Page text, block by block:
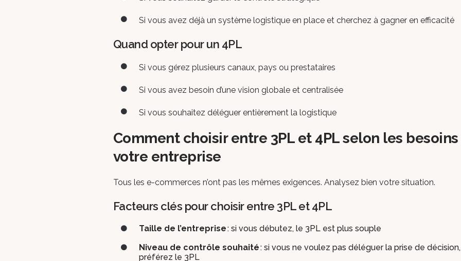
Si vous avez déjà un système logistique en place et cherchez à gagner en efficacité
Quand opter pour un 4PL
Si vous gérez plusieurs canaux, pays ou prestataires
Si vous avez besoin d’une vision globale et centralisée
Si vous souhaitez déléguer entièrement la logistique
Comment choisir entre 3PL et 4PL selon les
votre entreprise
Tous les e-commerces n’ont pas les mêmes exigences. Analysez bien votre situation.
Facteurs clés pour choisir entre 3PL et 4PL
Taille de l’entreprise: si vous débutez, le 3PL est plus souple
Niveau de contrôle souhaité: si vous ne voulez pas déléguer la prise de décision,
préférez le 3PL